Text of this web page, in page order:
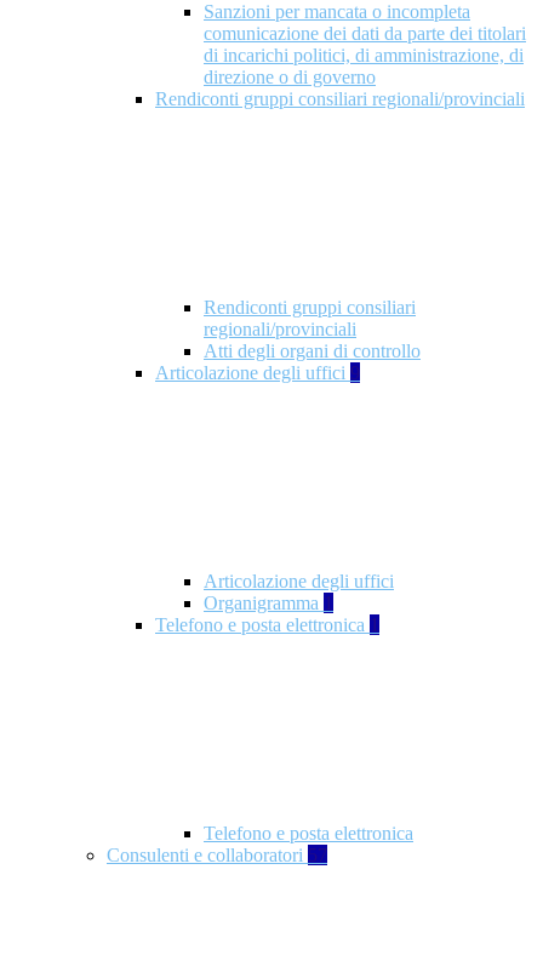
Sanzioni per mancata o incompleta
comunicazione dei dati da parte dei titolari
di incarichi politici, di amministrazione, di
direzione o di governo
Rendiconti gruppi consiliari regionali/provinciali
Rendiconti gruppi consiliari
regionali/provinciali
Atti degli organi di controllo
Articolazione degli uffici 9
Articolazione degli uffici
Organigramma 1
Telefono e posta elettronica 1
Telefono e posta elettronica
Consulenti e collaboratori 57